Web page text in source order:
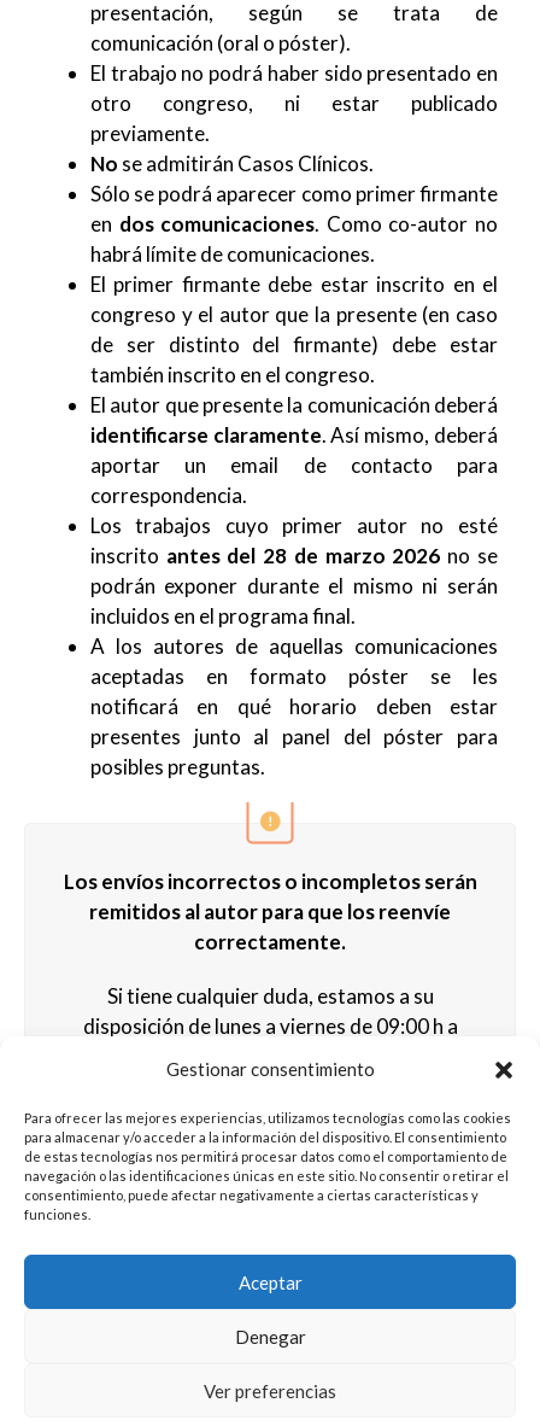
Gestionar consentimiento
Para ofrecer las mejores experiencias, utilizamos tecnologías como las cookies
para almacenar y/o acceder a la información del dispositivo. El consentimiento
de estas tecnologías nos permitirá procesar datos como el comportamiento de
navegación o las identificaciones únicas en este sitio. No consentir o retirar el
consentimiento, puede afectar negativamente a ciertas características y
funciones.
Aceptar
Denegar
Ver preferencias
presentación, según se trata de
comunicación (oral o póster).
El trabajo no podrá haber sido presentado en
otro congreso, ni estar publicado
previamente.
No se admitirán Casos Clínicos.
Sólo se podrá aparecer como primer firmante
en dos comunicaciones. Como co-autor no
habrá límite de comunicaciones.
El primer firmante debe estar inscrito en el
congreso y el autor que la presente (en caso
de ser distinto del firmante) debe estar
también inscrito en el congreso.
El autor que presente la comunicación deberá
identificarse claramente. Así mismo, deberá
aportar un email de contacto para
correspondencia.
Los trabajos cuyo primer autor no esté
inscrito antes del 28 de marzo 2026 no se
podrán exponer durante el mismo ni serán
incluidos en el programa final.
A los autores de aquellas comunicaciones
aceptadas en formato póster se les
notificará en qué horario deben estar
presentes junto al panel del póster para
posibles preguntas.
Los envíos incorrectos o incompletos serán
remitidos al autor para que los reenvíe
correctamente.
Si tiene cualquier duda, estamos a su
disposición de lunes a viernes de 09:00 h a
AM Conferences & Meetings
Política de Privacidad